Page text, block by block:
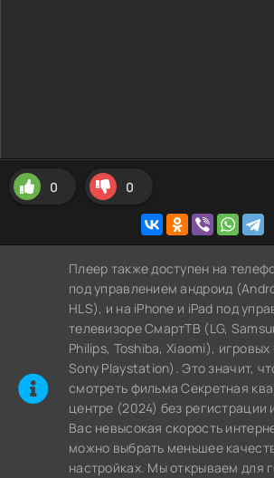
0 0
Плеер также доступен на
под управлением андроид
HLS), и на iPhone и iPad под
телевизоре СмартТВ (LG,
Philips, Toshiba, Xiaomi), игровых
Sony Playstation). Это значит,
cмотреть фильма Секретная
центре (2024) без регистрации
Вас невысокая скорость
можно выбрать меньшее
настройках. Мы открываем для